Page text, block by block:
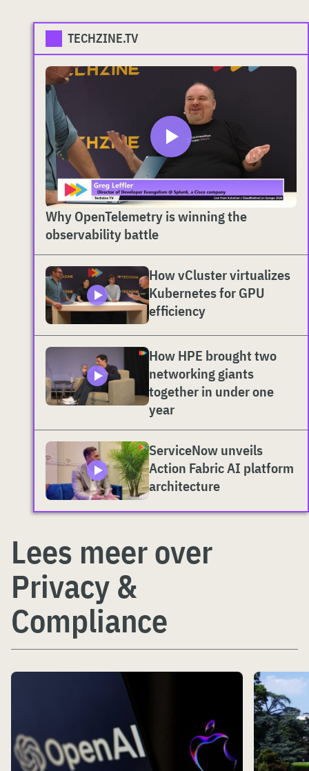
TECHZINE.TV
Why OpenTelemetry is winning the
observability battle
How vCluster virtualizes
Kubernetes for GPU
efficiency
How HPE brought two
networking giants
together in under one
year
ServiceNow unveils
Action Fabric AI platform
architecture
Lees meer over
Privacy &
Compliance